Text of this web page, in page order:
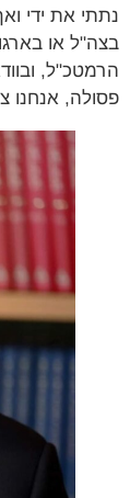
את ידי ואף
או בארגוני
אנחנו